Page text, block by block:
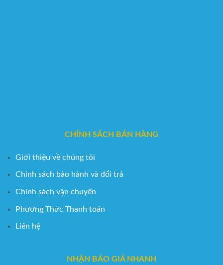
CHÍNH SÁCH BÁN HÀNG
Giới thiệu về chúng tôi
Chính sách bảo hành và đổi trả
Chính sách vận chuyển
Phương Thức Thanh toán
Liên hệ
NHẬN BÁO GIÁ NHANH